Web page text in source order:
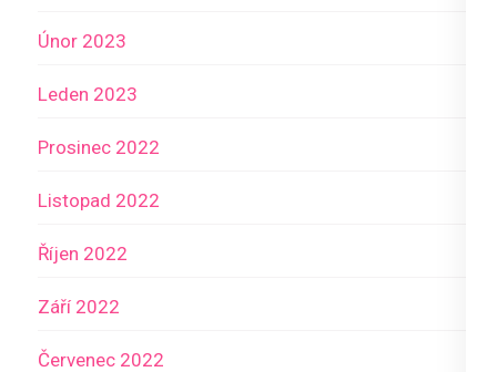
Únor 2023
Leden 2023
Prosinec 2022
Listopad 2022
Říjen 2022
Září 2022
Červenec 2022